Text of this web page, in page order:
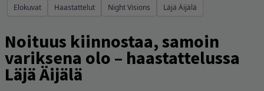
Elokuvat Haastattelut Night Visions Läjä Äijälä
Noituus kiinnostaa, samoin
variksena olo – haastattelussa
Läjä Äijälä